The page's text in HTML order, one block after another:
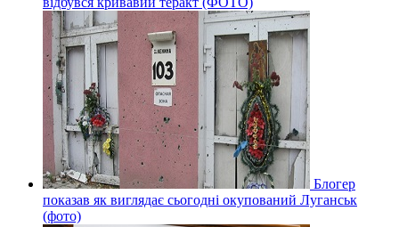
Блогер
показав як виглядає сьогодні окупований Луганськ
(фото)